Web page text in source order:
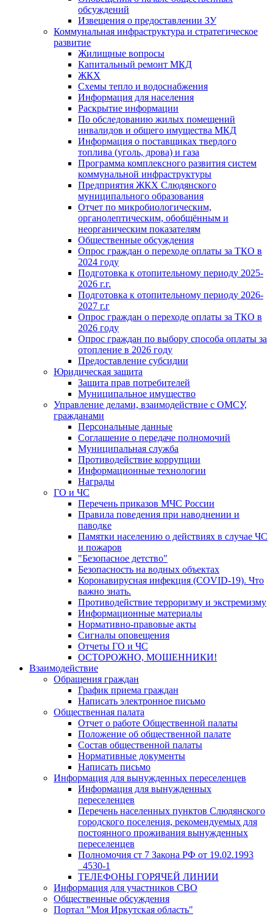
обсуждений
Извещения о предоставлении ЗУ
Коммунальная инфраструктура и стратегическое
развитие
Жилищные вопросы
Капитальный ремонт МКД
ЖКХ
Схемы тепло и водоснабжения
Информация для населения
Раскрытие информации
По обследованию жилых помещений
инвалидов и общего имущества МКД
Информация о поставщиках твердого
топлива (уголь, дрова) и газа
Программа комплексного развития систем
коммунальной инфраструктуры
Предприятия ЖКХ Слюдянского
муниципального образования
Отчет по микробиологическим,
органолептическим, обобщённым и
неорганическим показателям
Общественные обсуждения
Опрос граждан о переходе оплаты за ТКО в
2024 году
Подготовка к отопительному периоду 2025-
2026 г.г.
Подготовка к отопительному периоду 2026-
2027 г.г
Опрос граждан о переходе оплаты за ТКО в
2026 году
Опрос граждан по выбору способа оплаты за
отопление в 2026 году
Предоставление субсидии
Юридическая защита
Защита прав потребителей
Муниципальное имущество
Управление делами, взаимодействие с ОМСУ,
гражданами
Персональные данные
Соглашение о передаче полномочий
Муниципальная служба
Противодействие коррупции
Информационные технологии
Награды
ГО и ЧС
Перечень приказов МЧС России
Правила поведения при наводнении и
паводке
Памятки населению о действиях в случае ЧС
и пожаров
"Безопасное детство"
Безопасность на водных объектах
Коронавирусная инфекция (COVID-19). Что
важно знать.
Противодействие терроризму и экстремизму
Информационные материалы
Нормативно-правовые акты
Сигналы оповещения
Отчеты ГО и ЧС
ОСТОРОЖНО, МОШЕННИКИ!
Взаимодействие
Обращения граждан
График приема граждан
Написать электронное письмо
Общественная палата
Отчет о работе Общественной палаты
Положение об общественной палате
Состав общественной палаты
Нормативные документы
Написать письмо
Информация для вынужденных переселенцев
Информация для вынужденных
переселенцев
Перечень населенных пунктов Слюдянского
городского поселения, рекомендуемых для
постоянного проживания вынужденных
переселенцев
Полномочия ст 7 Закона РФ от 19.02.1993
_4530-1
ТЕЛЕФОНЫ ГОРЯЧЕЙ ЛИНИИ
Информация для участников СВО
Общественные обсуждения
Портал "Моя Иркутская область"